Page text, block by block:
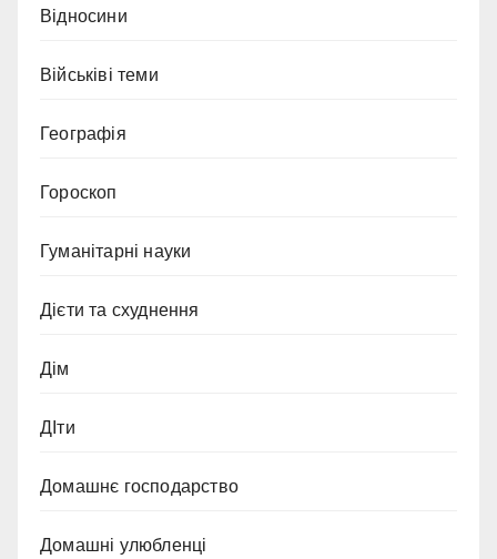
Відносини
Військіві теми
Географія
Гороскоп
Гуманітарні науки
Дієти та схуднення
Дім
ДІти
Домашнє господарство
Домашні улюбленці